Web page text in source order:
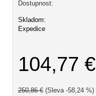
Dostupnost:
Skladom:
Expedice
104,77 €
250,86 € (Sleva -58,24 %)